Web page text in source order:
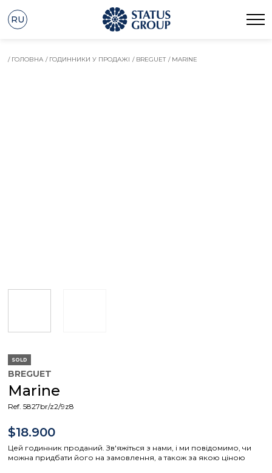
RU
/ ГОЛОВНА / ГОДИННИКИ У ПРОДАЖІ / BREGUET / MARINE
SOLD
BREGUET
Marine
Ref. 5827br/z2/9z8
$18.900
Цей годинник проданий. Зв'яжіться з нами, і ми повідомимо, чи
можна придбати його на замовлення, а також за якою ціною